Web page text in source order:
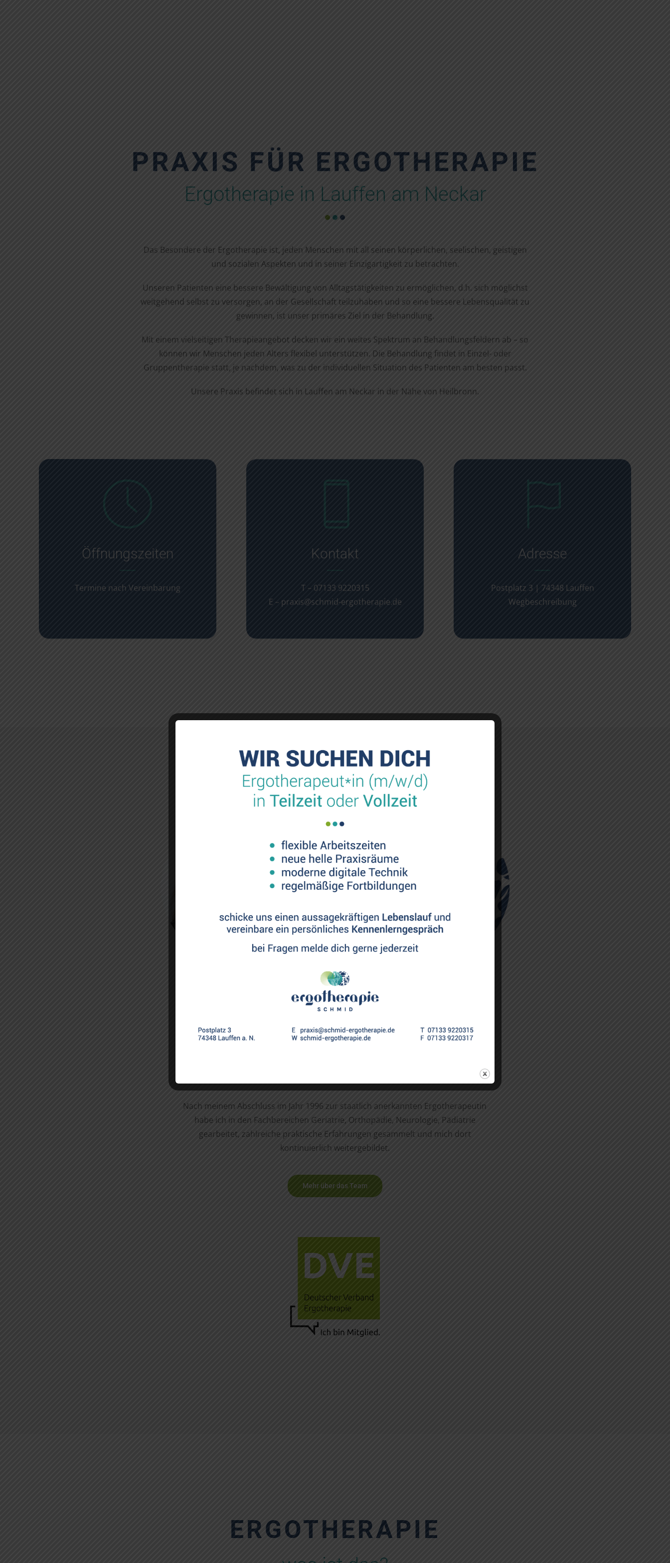
PRAXIS FÜR ERGOTHERAPIE
Ergotherapie in Lauffen am Neckar
Das Besondere der Ergotherapie ist, jeden Menschen mit all seinen körperlichen, seelischen, geistigen
und sozialen Aspekten und in seiner Einzigartigkeit zu betrachten.
Unseren Patienten eine bessere Bewältigung von Alltagstätigkeiten zu ermöglichen, d.h. sich möglichst
weitgehend selbst zu versorgen, an der Gesellschaft teilzuhaben und so eine bessere Lebensqualität zu
gewinnen, ist unser primäres Ziel in der Behandlung.
Mit einem vielseitigen Therapieangebot decken wir ein weites Spektrum an Behandlungsfeldern ab – so
können wir Menschen jeden Alters flexibel unterstützen. Die Behandlung findet in Einzel- oder
Gruppentherapie statt, je nachdem, was zu der individuellen Situation des Patienten am besten passt.
Unsere Praxis befindet sich in Lauffen am Neckar in der Nähe von Heilbronn.
Öffnungszeiten
Termine nach Vereinbarung
Kontakt
T – 07133 9220315
E – praxis@schmid-ergotherapie.de
Adresse
Postplatz 3 | 74348 Lauffen
Wegbeschreibung
SABINE SCHMID
Inhaberin
Nach meinem Abschluss im Jahr 1996 zur staatlich anerkannten Ergotherapeutin
habe ich in den Fachbereichen Geriatrie, Orthopädie, Neurologie, Pädiatrie
gearbeitet, zahlreiche praktische Erfahrungen gesammelt und mich dort
kontinuierlich weitergebildet.
Mehr über das Team
ERGO­THERAPIE